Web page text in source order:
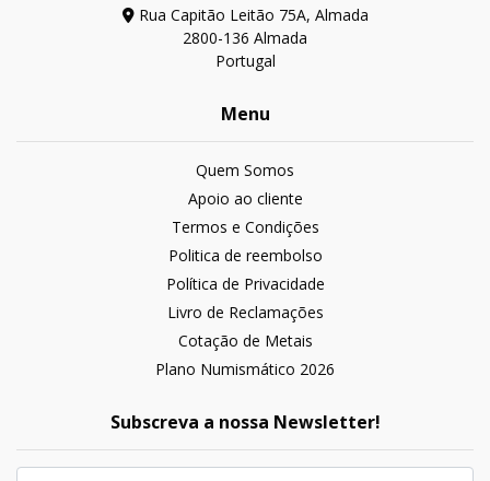
Rua Capitão Leitão 75A, Almada
2800-136 Almada
Portugal
Menu
Quem Somos
Apoio ao cliente
Termos e Condições
Politica de reembolso
Política de Privacidade
Livro de Reclamações
Cotação de Metais
Plano Numismático 2026
Subscreva a nossa Newsletter!